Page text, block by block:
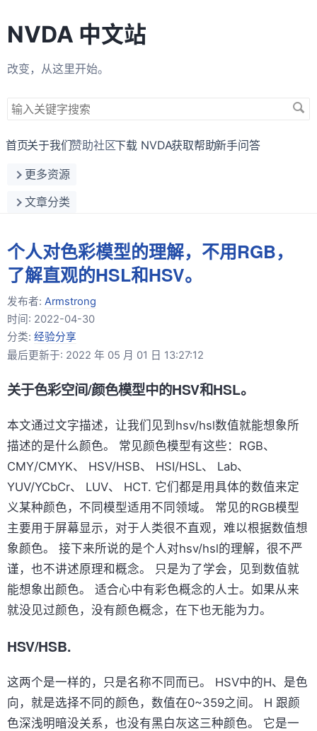
NVDA 中文站
改变，从这里开始。
搜
关
字
首页关于我们赞助社区下载 NVDA获取帮助新手问答
更多资源
文章分类
个人对色彩模型的理解，不用RGB，
了解直观的HSL和HSV。
发布者: Armstrong
时间: 2022-04-30
分类: 经验分享
最后更新于: 2022 年 05 月 01 日 13:27:12
关于色彩空间/颜色模型中的HSV和HSL。
本文通过文字描述，让我们见到hsv/hsl数值就能想象所
描述的是什么颜色。 常见颜色模型有这些：RGB、
CMY/CMYK、 HSV/HSB、 HSI/HSL、 Lab、
YUV/YCbCr、 LUV、 HCT. 它们都是用具体的数值来定
义某种颜色，不同模型适用不同领域。 常见的RGB模型
主要用于屏幕显示，对于人类很不直观，难以根据数值想
象颜色。 接下来所说的是个人对hsv/hsl的理解，很不严
谨，也不讲述原理和概念。 只是为了学会，见到数值就
能想象出颜色。 适合心中有彩色概念的人士。如果从来
就没见过颜色，没有颜色概念，在下也无能为力。
HSV/HSB.
这两个是一样的，只是名称不同而已。 HSV中的H、是色
向，就是选择不同的颜色，数值在0~359之间。 H 跟颜
色深浅明暗没关系，也没有黑白灰这三种颜色。 它是一